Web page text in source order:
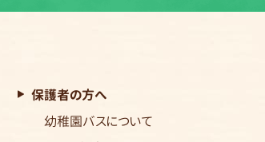
保護者の方へ
幼稚園バスについて